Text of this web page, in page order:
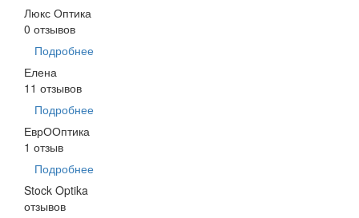
Люкс Оптика
0 отзывов
Подробнее
Елена
11 отзывов
Подробнее
ЕврООптика
1 отзыв
Подробнее
Stock Optika
отзывов